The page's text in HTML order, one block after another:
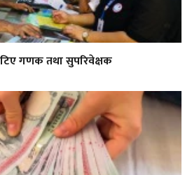
गणक तथा सुपरिवेक्षक